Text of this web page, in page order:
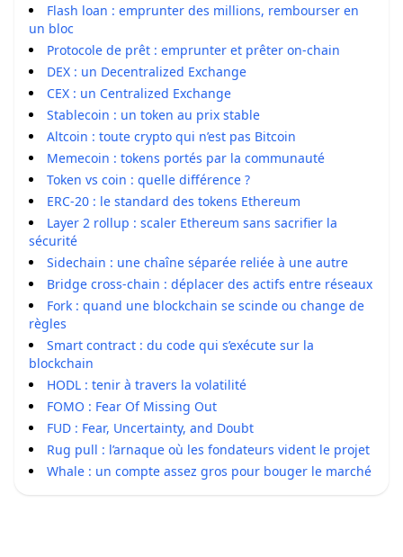
Flash loan : emprunter des millions, rembourser en
un bloc
Protocole de prêt : emprunter et prêter on-chain
DEX : un Decentralized Exchange
CEX : un Centralized Exchange
Stablecoin : un token au prix stable
Altcoin : toute crypto qui n’est pas Bitcoin
Memecoin : tokens portés par la communauté
Token vs coin : quelle différence ?
ERC-20 : le standard des tokens Ethereum
Layer 2 rollup : scaler Ethereum sans sacrifier la
sécurité
Sidechain : une chaîne séparée reliée à une autre
Bridge cross-chain : déplacer des actifs entre réseaux
Fork : quand une blockchain se scinde ou change de
règles
Smart contract : du code qui s’exécute sur la
blockchain
HODL : tenir à travers la volatilité
FOMO : Fear Of Missing Out
FUD : Fear, Uncertainty, and Doubt
Rug pull : l’arnaque où les fondateurs vident le projet
Whale : un compte assez gros pour bouger le marché